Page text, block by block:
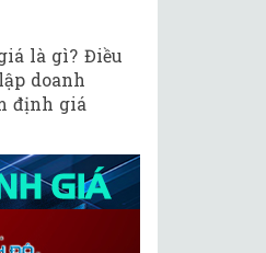
là gì? Điều
doanh
định giá